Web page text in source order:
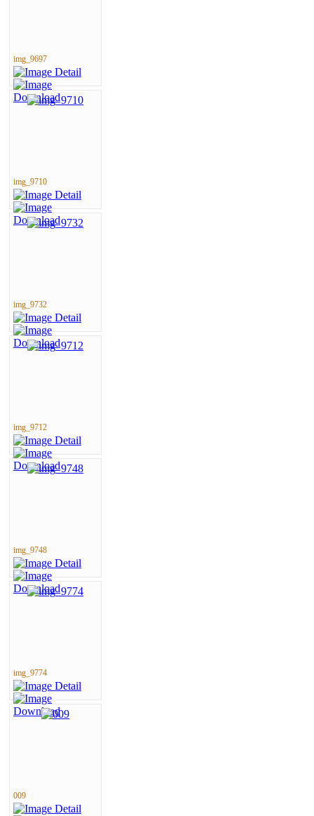
img_9697
img_9710
img_9732
img_9712
img_9748
img_9774
009